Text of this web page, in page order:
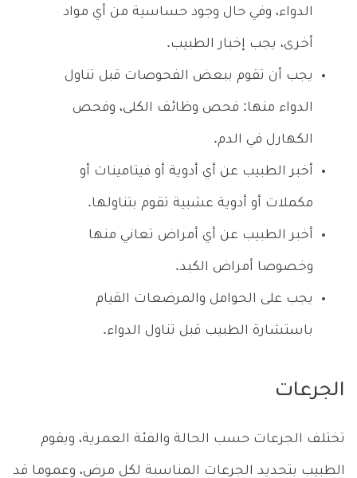
الدواء، وفي حال وجود حساسية من أي مواد
أخرى، يجب إخبار الطبيب.
يجب أن تقوم ببعض الفحوصات قبل تناول
الدواء منها: فحص وظائف الكلى، وفحص
الكهارل في الدم.
أخبر الطبيب عن أي أدوية أو فيتامينات أو
مكملات أو أدوية عشبية تقوم بتناولها.
أخبر الطبيب عن أي أمراض تعاني منها
وخصوصا أمراض الكبد.
يجب على الحوامل والمرضعات القيام
باستشارة الطبيب قبل تناول الدواء.
الجرعات
تختلف الجرعات حسب الحالة والفئة العمرية، ويقوم
الطبيب بتحديد الجرعات المناسبة لكل مرض، وعموما قد